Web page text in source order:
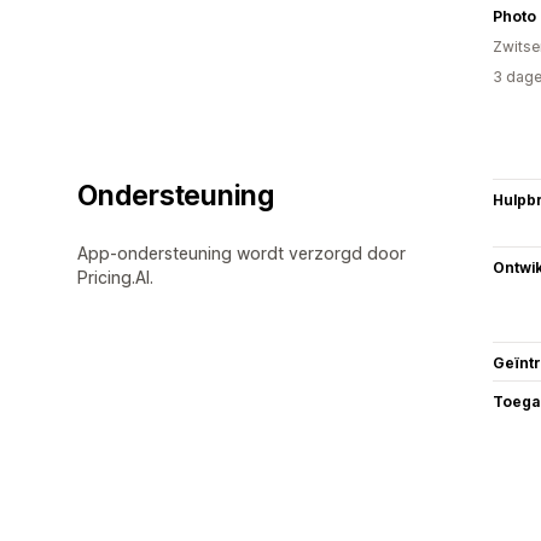
Photo
3
Ondersteuning
App-ondersteuning wordt verzorgd door
Pricing.AI.